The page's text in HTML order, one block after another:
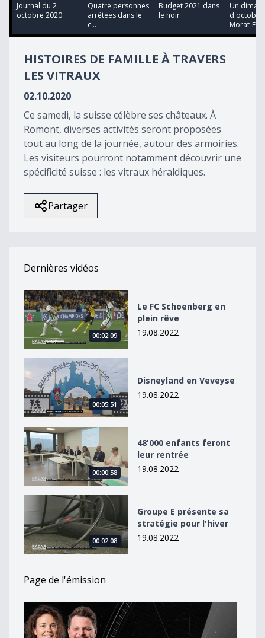
13
minutes,
seconds
Journal du 2
octobre 2020
Quatre personnes
arrêtées dans le
c...
Budget 2021 dans
le noir
Un
d'octobre
Morat-Fr...
HISTOIRES DE FAMILLE À TRAVERS
LES VITRAUX
02.10.2020
Ce samedi, la suisse célèbre ses châteaux. À
Romont, diverses activités seront proposées
tout au long de la journée, autour des armoiries.
Les visiteurs pourront notamment découvrir une
spécificité suisse : les vitraux héraldiques.
Partager
Dernières vidéos
Le FC Schoenberg en plein rêve
00:02:09
Le FC Schoenberg en
plein rêve
19.08.2022
Disneyland en Veveyse
00:05:51
Disneyland en Veveyse
19.08.2022
48&#039;000 enfants feront leur rentrée
00:00:58
48'000 enfants feront
leur rentrée
19.08.2022
Groupe E présente sa stratégie pour l&#039;hiver
00:02:08
Groupe E présente sa
stratégie pour l'hiver
19.08.2022
Page de l'émission